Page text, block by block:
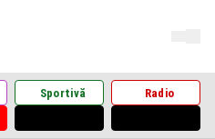
Sportivă Radio